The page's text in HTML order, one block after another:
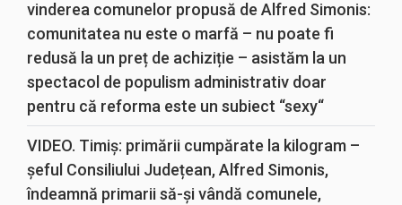
vinderea comunelor propusă de Alfred Simonis:
comunitatea nu este o marfă – nu poate fi
redusă la un preț de achiziție – asistăm la un
spectacol de populism administrativ doar
pentru că reforma este un subiect “sexy“
VIDEO. Timiș: primării cumpărate la kilogram –
șeful Consiliului Județean, Alfred Simonis,
îndeamnă primarii să-și vândă comunele,